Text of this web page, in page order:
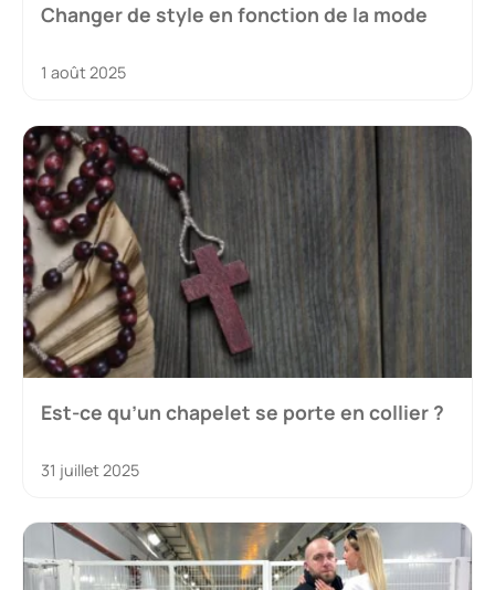
Changer de style en fonction de la mode
1 août 2025
Est-ce qu’un chapelet se porte en collier ?
31 juillet 2025